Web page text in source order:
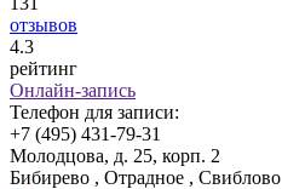
отзывов
4.3
рейтинг
Онлайн-запись
Телефон для записи:
+7 (495) 431-79-31
Молодцова, д. 25, корп. 2
Бибирево , Отрадное , Свиблово